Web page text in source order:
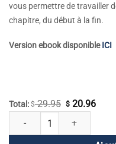
vous permettre de travailler
chapitre, du début à la fin.
Version ebook disponibleICI
Total: $29.95 Le
initial
$20.96Le
quantité de Les sens de